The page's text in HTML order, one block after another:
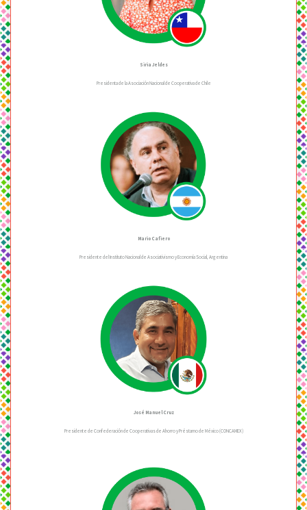
Siria Jeldes
Presidenta de la Asociación Nacional de Cooperativa de Chile
Mario Cafiero
Presidente del Instituto Nacional de Asociativismo y Economía Social, Argentina
José Manuel Cruz
Presidente de Confederación de Cooperativas de Ahorro y Préstamo de México (CONCAMEX)